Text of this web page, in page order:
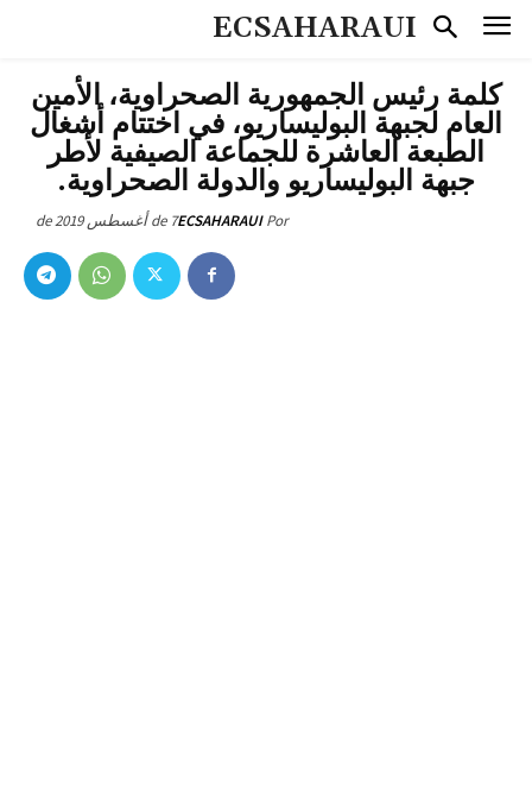
ECSAHARAUI
كلمة رئيس الجمهورية الصحراوية، الأمين
العام لجبهة البوليساريو، في اختتام أشغال
الطبعة العاشرة للجماعة الصيفية لأطر
جبهة البوليساريو والدولة الصحراوية.
Por
ECSAHARAUI7 de أغسطس de 2019